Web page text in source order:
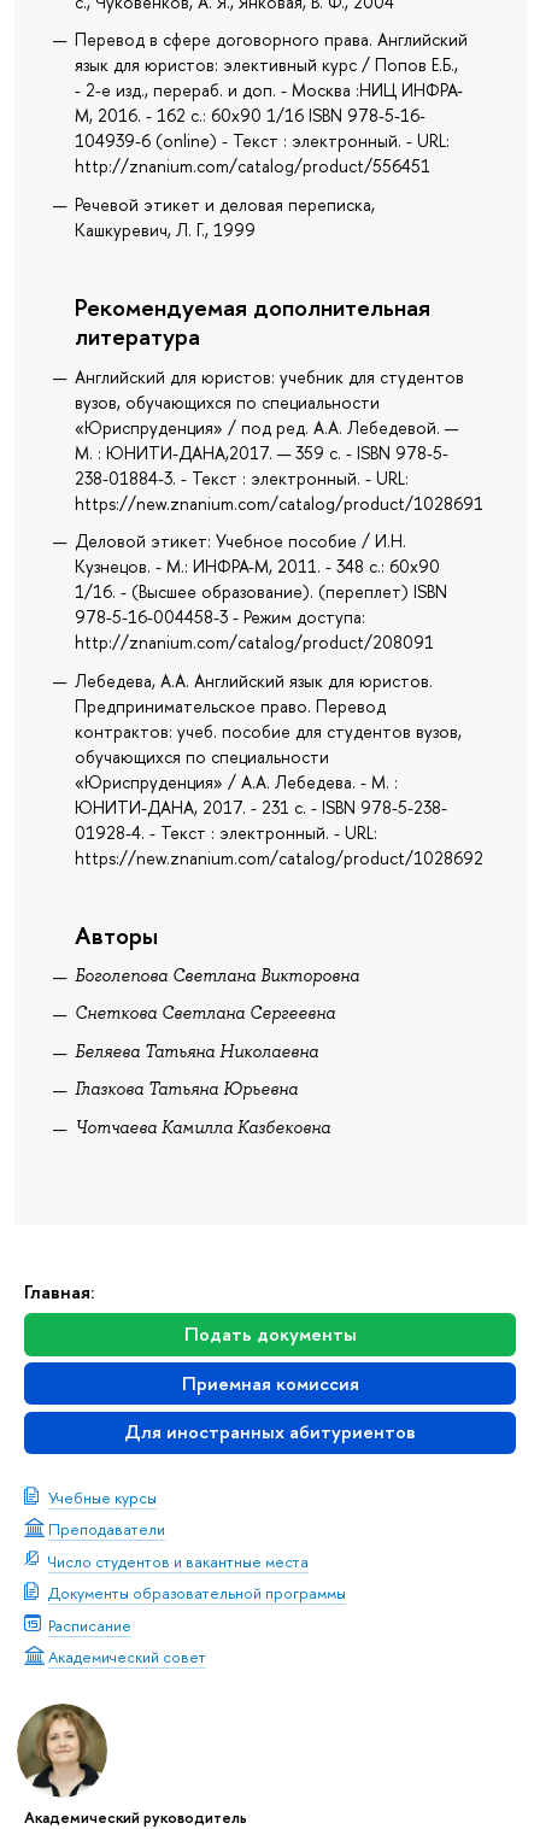
Главная:
Подать документы
Приемная комиссия
Для иностранных абитуриентов
Учебные курсы
Преподаватели
Число студентов и вакантные места
Документы образовательной программы
Расписание
Академический совет
Академический руководитель
Перевод в сфере договорного права. Английский
язык для юристов: элективный курс / Попов Е.Б.,
- 2-е изд., перераб. и доп. - Москва :НИЦ ИНФРА-
М, 2016. - 162 с.: 60x90 1/16 ISBN 978-5-16-
104939-6 (online) - Текст : электронный. - URL:
http://znanium.com/catalog/product/556451
Речевой этикет и деловая переписка,
Кашкуревич, Л. Г., 1999
Рекомендуемая дополнительная
литература
Английский для юристов: учебник для студентов
вузов, обучающихся по специальности
«Юриспруденция» / под ред. А.А. Лебедевой. —
М. : ЮНИТИ-ДАНА,2017. — 359 с. - ISBN 978-5-
238-01884-3. - Текст : электронный. - URL:
https://new.znanium.com/catalog/product/1028691
Деловой этикет: Учебное пособие / И.Н.
Кузнецов. - М.: ИНФРА-М, 2011. - 348 с.: 60x90
1/16. - (Высшее образование). (переплет) ISBN
978-5-16-004458-3 - Режим доступа:
http://znanium.com/catalog/product/208091
Лебедева, А.А. Английский язык для юристов.
Предпринимательское право. Перевод
контрактов: учеб. пособие для студентов вузов,
обучающихся по специальности
«Юриспруденция» / А.А. Лебедева. - М. :
ЮНИТИ-ДАНА, 2017. - 231 с. - ISBN 978-5-238-
01928-4. - Текст : электронный. - URL:
https://new.znanium.com/catalog/product/1028692
Авторы
Боголепова Светлана Викторовна
Снеткова Светлана Сергеевна
Беляева Татьяна Николаевна
Глазкова Татьяна Юрьевна
Чотчаева Камилла Казбековна